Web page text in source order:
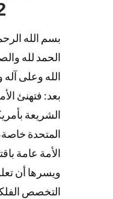
بسم الله
الحمد لله
الله وعلى
بعد: فتهنئ
الشريعة
المتحدة
الأمة عامة
ويسرها أن
التخصص